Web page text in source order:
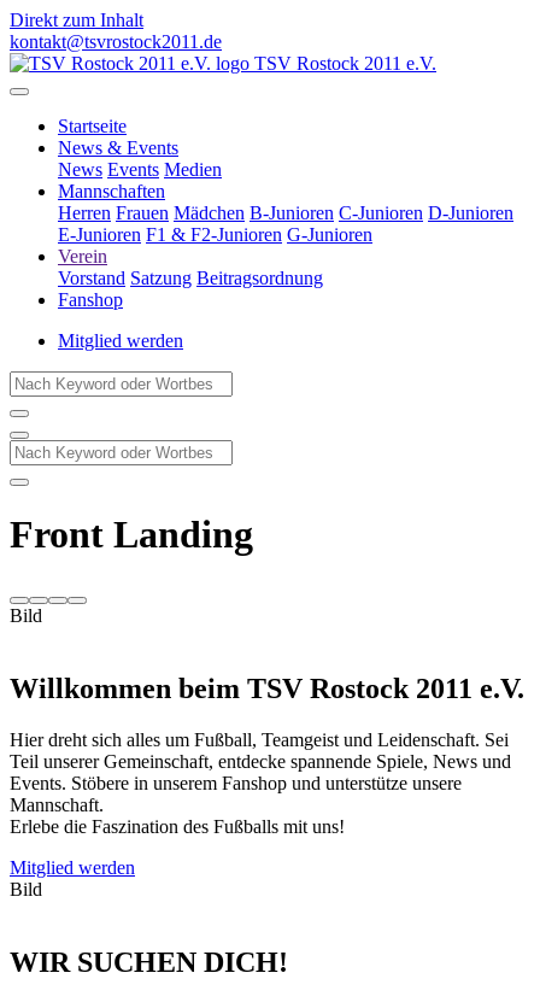
Direkt zum Inhalt
kontakt@tsvrostock2011.de
TSV Rostock 2011 e.V.
Startseite
News & Events
News Events Medien
Mannschaften
Herren Frauen Mädchen B-Junioren C-Junioren D-Junioren
E-Junioren F1 & F2-Junioren G-Junioren
Verein
Vorstand Satzung Beitragsordnung
Fanshop
Mitglied werden
Front Landing
Bild
Willkommen beim TSV Rostock 2011 e.V.
Hier dreht sich alles um Fußball, Teamgeist und Leidenschaft. Sei
Teil unserer Gemeinschaft, entdecke spannende Spiele, News und
Events. Stöbere in unserem Fanshop und unterstütze unsere
Mannschaft.
Erlebe die Faszination des Fußballs mit uns!
Mitglied werden
Bild
WIR SUCHEN DICH!